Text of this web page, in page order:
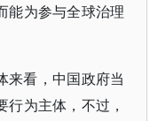
能为参与全球治理
来看，中国政府当
为主体，不过，